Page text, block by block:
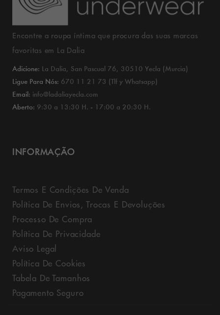
Encontre a roupa íntima que procura das suas marcas
favoritas em La Dalia
Adicione: La Dalia, San Pascual 76, 30510 Yecla (Murcia)
Ligue Para Nós: 670 11 21 73 (Tlf y Whatsapp)
Email: info@ladaliayecla.com
Aberto: 9:30 a 13:30 H. - 17:00 a 20:30 H.
INFORMAÇÃO
Termos E Condições De Venda
Política De Envios, Trocas E Devoluções
Processo De Compra
Política De Privacidade
Aviso Legal
Política De Cookies
Tabela De Tamanhos
Pagamento Seguro